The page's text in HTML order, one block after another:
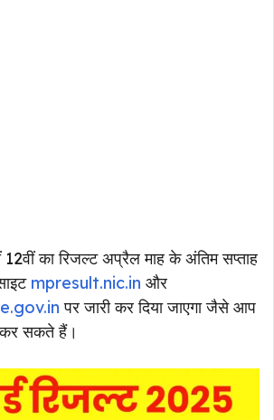
12वीं का रिजल्ट अप्रैल माह के अंतिम सप्ताह
mpresult.nic.in और
पर जारी कर दिया जाएगा जैसे आप
सकते हैं।